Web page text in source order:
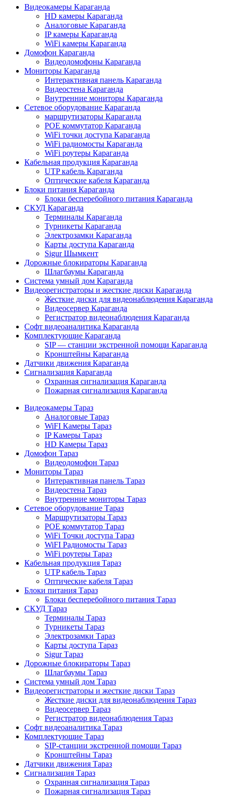
Видеокамеры Караганда
HD камеры Караганда
Аналоговые Караганда
IP камеры Караганда
WiFi камеры Караганда
Домофон Караганда
Видеодомофоны Караганда
Мониторы Караганда
Интерактивная панель Караганда
Видеостена Караганда
Внутренние мониторы Караганда
Сетевое оборудование Караганда
маршрутизаторы Караганда
POE коммутатор Караганда
WiFi точки доступа Караганда
WiFi радиомосты Караганда
WiFi роутеры Караганда
Кабельная продукция Караганда
UTP кабель Караганда
Оптические кабеля Караганда
Блоки питания Караганда
Блоки бесперебойного питания Караганда
СКУД Караганда
Терминалы Караганда
Турникеты Караганда
Электрозамки Караганда
Карты доступа Караганда
Sigur Шымкент
Дорожные блокираторы Караганда
Шлагбаумы Караганда
Система умный дом Караганда
Видеорегистраторы и жесткие диски Караганда
Жесткие диски для видеонаблюдения Караганда
Видеосервер Караганда
Регистратор видеонаблюдения Караганда
Софт видеоаналитика Караганда
Комплектующие Караганда
SIP — станции экстренной помощи Караганда
Кронштейны Караганда
Датчики движения Караганда
Сигнализация Караганда
Охранная сигнализация Караганда
Пожарная сигнализация Караганда
Видеокамеры Тараз
Аналоговые Тараз
WiFI Камеры Тараз
IP Камеры Тараз
HD Камеры Тараз
Домофон Тараз
Видеодомофон Тараз
Мониторы Тараз
Интерактивная панель Тараз
Видеостена Тараз
Внутренние мониторы Тараз
Сетевое оборудование Тараз
Маршрутизаторы Тараз
POE коммутатор Тараз
WiFi Точки доступа Тараз
WiFI Радиомосты Тараз
WiFi роутеры Тараз
Кабельная продукция Тараз
UTP кабель Тараз
Оптические кабеля Тараз
Блоки питания Тараз
Блоки бесперебойного питания Тараз
СКУД Тараз
Терминалы Тараз
Турникеты Тараз
Электрозамки Тараз
Карты доступа Тараз
Sigur Тараз
Дорожные блокираторы Тараз
Шлагбаумы Тараз
Система умный дом Тараз
Видеорегистраторы и жесткие диски Тараз
Жесткие диски для видеонаблюдения Тараз
Видеосервер Тараз
Регистратор видеонаблюдения Тараз
Софт видеоаналитика Тараз
Комплектующие Тараз
SIP-станции экстренной помощи Тараз
Кронштейны Тараз
Датчики движения Тараз
Сигнализация Тараз
Охранная сигнализация Тараз
Пожарная сигнализация Тараз